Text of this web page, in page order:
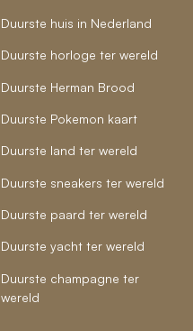
Duurste huis in Nederland
Duurste horloge ter wereld
Duurste Herman Brood
Duurste Pokemon kaart
Duurste land ter wereld
Duurste sneakers ter wereld
Duurste paard ter wereld
Duurste yacht ter wereld
Duurste champagne ter
wereld